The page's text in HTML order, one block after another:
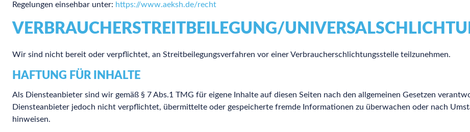
Regelungen einsehbar unter: https://www.aeksh.de/recht
VERBRAUCHER­STREIT­BEILEGUNG/
Wir sind nicht bereit oder verpflichtet, an Streitbeilegungsverfahren vor einer Verbraucherschlichtungsstelle teilzunehmen.
HAFTUNG FÜR INHALTE
Als Diensteanbieter sind wir gemäß § 7 Abs.1 TMG für eigene Inhalte auf diesen Seiten nach den allgemeinen Gesetzen
Diensteanbieter jedoch nicht verpflichtet, übermittelte oder gespeicherte fremde Informationen zu überwachen oder nach
hinweisen.